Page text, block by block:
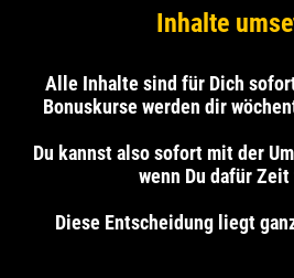
Inhalte
Alle Inhalte sind für Dich
Bonuskurse werden dir
Du kannst also sofort mit der
wenn Du dafür
Diese Entscheidung liegt